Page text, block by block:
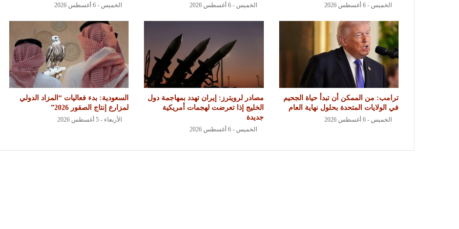
الخميس - 6 أغسطس 2026 الخميس - 6 أغسطس 2026 الخميس - 6 أغسطس 2026
ترامب: من الممكن أن تبدأ حياة الجحيم
في الولايات المتحدة بحلول نهاية العام
الخميس - 6 أغسطس 2026
مصادر لرويترز: إيران تهدد بمهاجمة دول
الخليج إذا تعرضت لهجمات أمريكية
جديدة
الخميس - 6 أغسطس 2026
السعودية: بدء فعاليات “المزاد الدولي
لمزارع إنتاج الصقور 2026”
الأربعاء - 5 أغسطس 2026